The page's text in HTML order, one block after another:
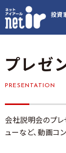
投資
プレゼ
PRESENTATION
会社説明会のプレ
ューなど、動画コ